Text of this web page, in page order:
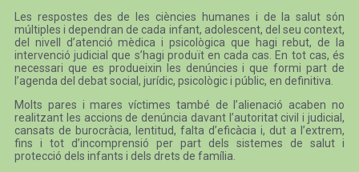
Les respostes des de les ciències humanes i de la salut són
múltiples i dependran de cada infant, adolescent, del seu context,
del nivell d’atenció mèdica i psicològica que hagi rebut, de la
intervenció judicial que s’hagi produït en cada cas. En tot cas, és
necessari que es produeixin les denúncies i que formi part de
l’agenda del debat social, jurídic, psicològic i públic, en definitiva.
Molts pares i mares víctimes també de l’alienació acaben no
realitzant les accions de denúncia davant l’autoritat civil i judicial,
cansats de burocràcia, lentitud, falta d’eficàcia i, dut a l’extrem,
fins i tot d’incomprensió per part dels sistemes de salut i
protecció dels infants i dels drets de família.